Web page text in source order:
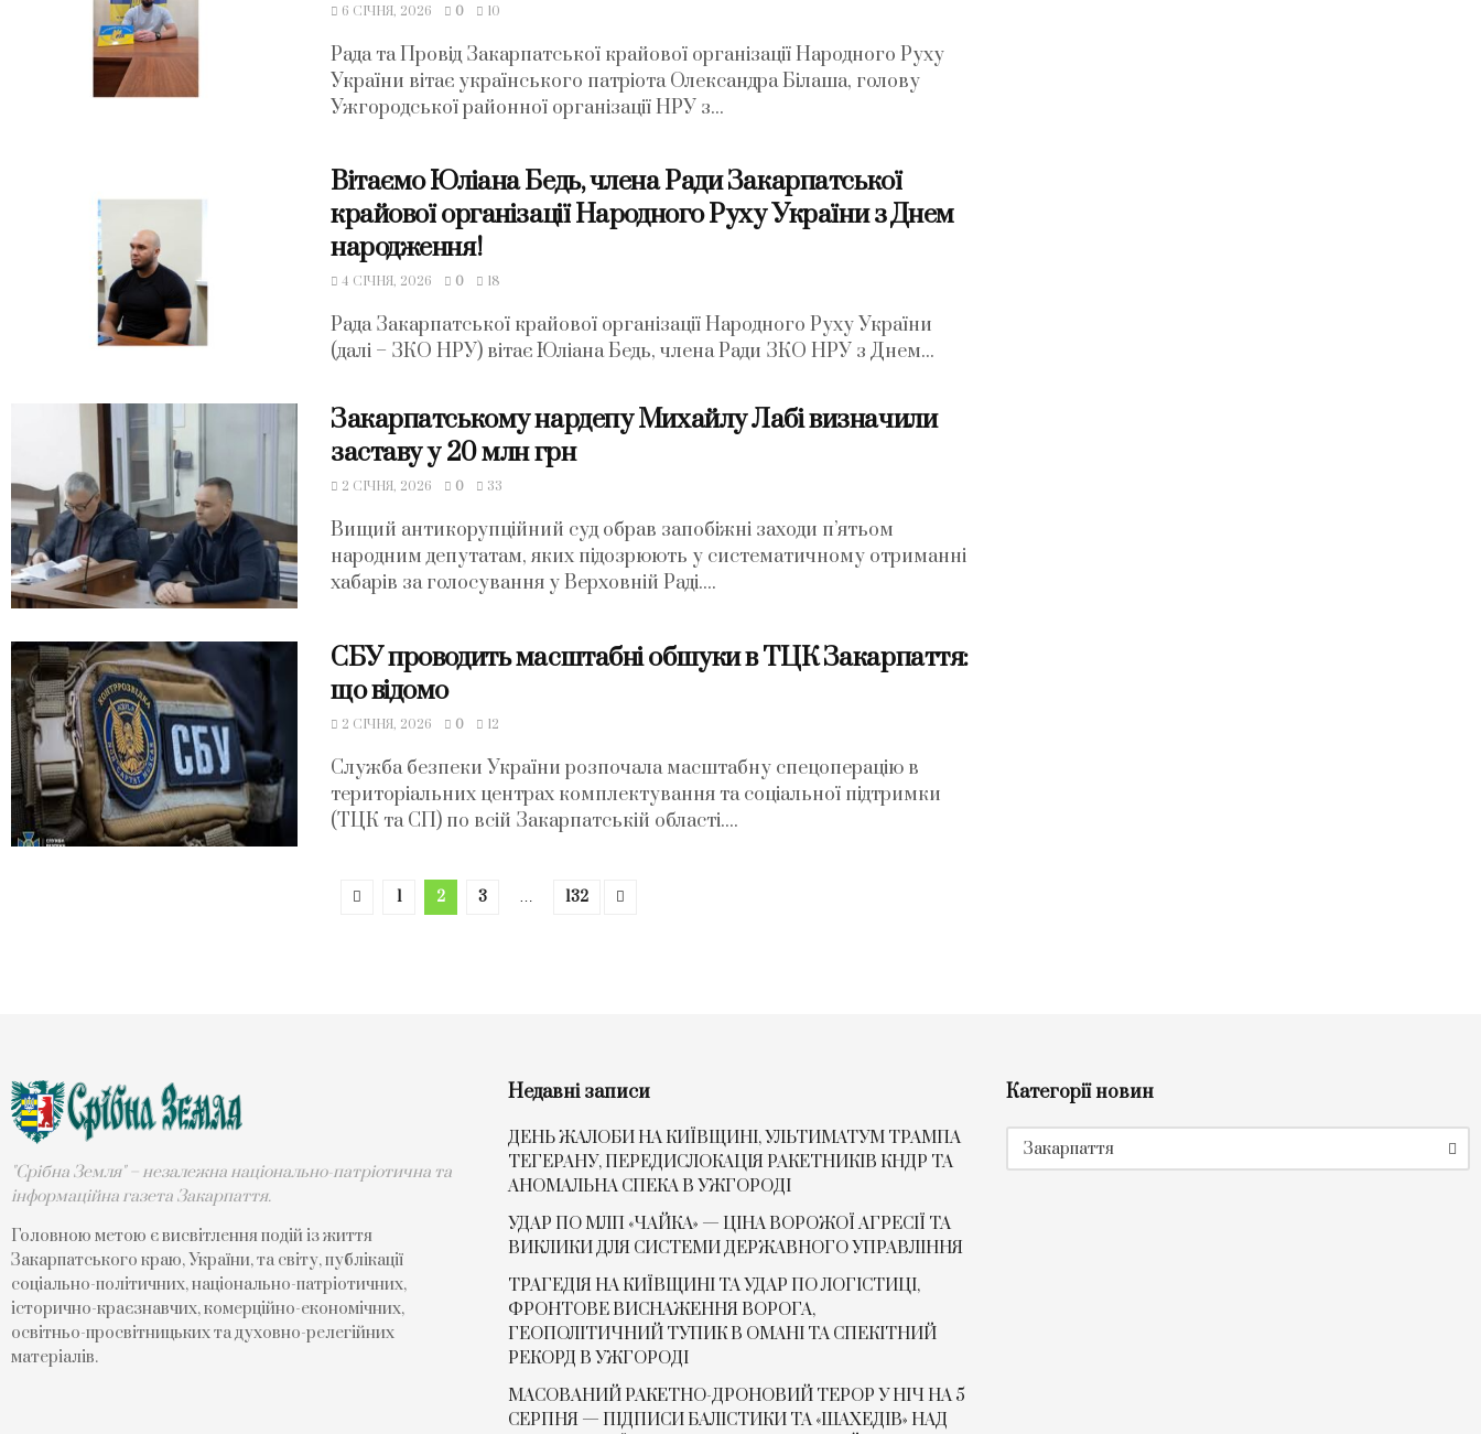
6 СІЧНЯ, 2026 0 10
Рада та Провід Закарпатської крайової організації Народного Руху
України вітає українського патріота Олександра Білаша, голову
Ужгородської районної організації НРУ з...
Вітаємо Юліана Бедь, члена Ради Закарпатської
крайової організації Народного Руху України з Днем
народження!
4 СІЧНЯ, 2026 0 18
Рада Закарпатської крайової організації Народного Руху України
(далі – ЗКО НРУ) вітає Юліана Бедь, члена Ради ЗКО НРУ з Днем...
Закарпатському нардепу Михайлу Лабі визначили
заставу у 20 млн грн
2 СІЧНЯ, 2026 0 33
Вищий антикорупційний суд обрав запобіжні заходи п’ятьом
народним депутатам, яких підозрюють у систематичному отриманні
хабарів за голосування у Верховній Раді....
СБУ проводить масштабні обшуки в ТЦК Закарпаття:
що відомо
2 СІЧНЯ, 2026 0 12
Служба безпеки України розпочала масштабну спецоперацію в
територіальних центрах комплектування та соціальної підтримки
(ТЦК та СП) по всій Закарпатській області....
1 2 3 … 132
"Срібна Земля" – незалежна національно-патріотична та
інформаційна газета Закарпаття.
Головною метою є висвітлення подій із життя
Закарпатського краю, України, та світу, публікації
соціально-політичних, національно-патріотичних,
історично-краєзнавчих, комерційно-економічних,
освітньо-просвітницьких та духовно-релегійних
матеріалів.
Недавні записи
ДЕНЬ ЖАЛОБИ НА КИЇВЩИНІ, УЛЬТИМАТУМ ТРАМПА
ТЕГЕРАНУ, ПЕРЕДИСЛОКАЦІЯ РАКЕТНИКІВ КНДР ТА
АНОМАЛЬНА СПЕКА В УЖГОРОДІ
УДАР ПО МЛП «ЧАЙКА» — ЦІНА ВОРОЖОЇ АГРЕСІЇ ТА
ВИКЛИКИ ДЛЯ СИСТЕМИ ДЕРЖАВНОГО УПРАВЛІННЯ
ТРАГЕДІЯ НА КИЇВЩИНІ ТА УДАР ПО ЛОГІСТИЦІ,
ФРОНТОВЕ ВИСНАЖЕННЯ ВОРОГА,
ГЕОПОЛІТИЧНИЙ ТУПИК В ОМАНІ ТА СПЕКІТНИЙ
РЕКОРД В УЖГОРОДІ
МАСОВАНИЙ РАКЕТНО-ДРОНОВИЙ ТЕРОР У НІЧ НА 5
СЕРПНЯ — ПІДПИСИ БАЛІСТИКИ ТА «ШАХЕДІВ» НАД
Категорії новин
Категорії
новин
Закарпаття